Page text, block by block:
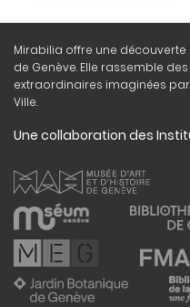
Mirabilia offre une
de Genève. Elle rassemble
extraordinaires imaginées
Ville.
Une collaboration des